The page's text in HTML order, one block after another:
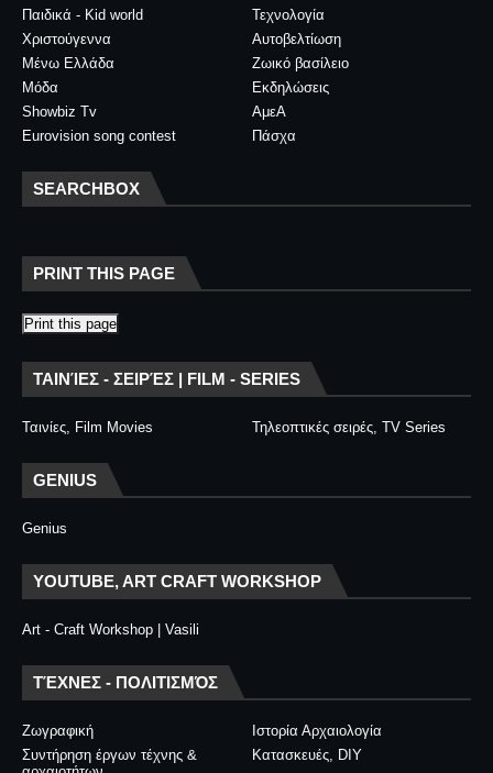
Παιδικά - Kid world
Τεχνολογία
Χριστούγεννα
Αυτοβελτίωση
Μένω Ελλάδα
Ζωικό βασίλειο
Μόδα
Εκδηλώσεις
Showbiz Tv
ΑμεΑ
Eurovision song contest
Πάσχα
SEARCHBOX
PRINT THIS PAGE
Print this page
ΤΑΙΝΊΕΣ - ΣΕΙΡΈΣ | FILM - SERIES
Ταινίες, Film Movies Τηλεοπτικές σειρές, TV Series
GENIUS
Genius
YOUTUBE, ART CRAFT WORKSHOP
Art - Craft Workshop | Vasili
ΤΈΧΝΕΣ - ΠΟΛΙΤΙΣΜΌΣ
Ζωγραφική
Ιστορία Αρχαιολογία
Συντήρηση έργων τέχνης &
Κατασκευές, DIY